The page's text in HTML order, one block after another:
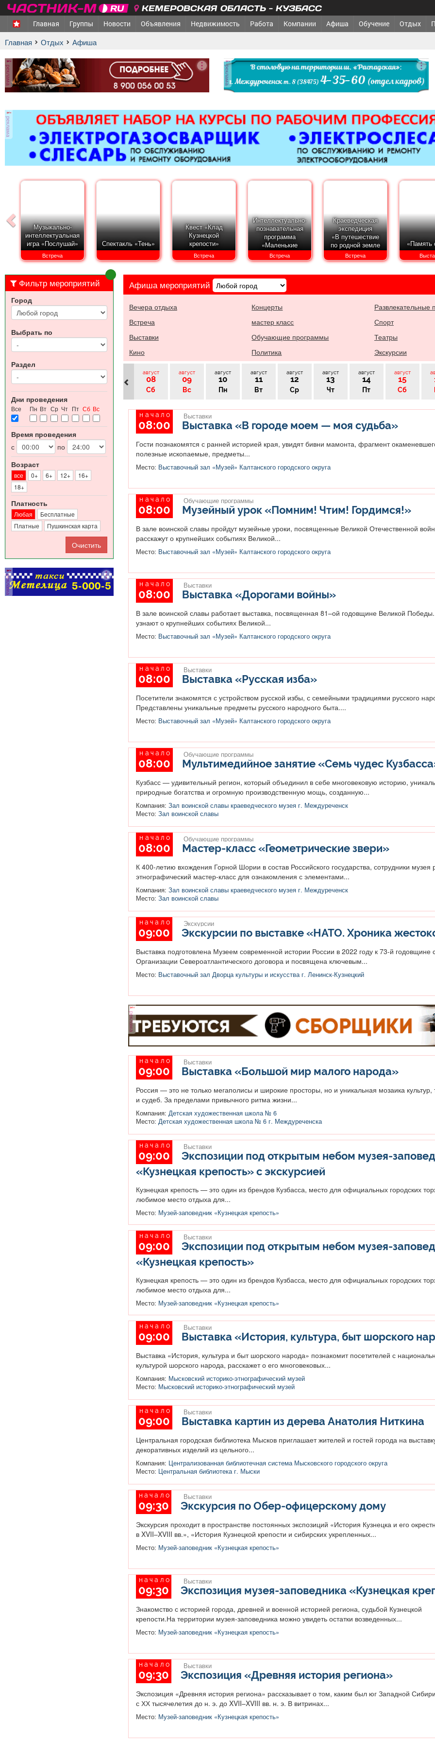
КЕМЕРОВСКАЯ ОБЛАСТЬ - КУЗБАСС
Главная Группы Новости Объявления Недвижимость Работа Компании Афиша Обучение Отдых
Главная Отдых афиша
реклама реклама
реклама
Музыкально-
интеллектуальная
игра «Послушай»
Встреча
Спектакль «Тень»
Квест «Клад
Кузнецкой
крепости»
Встреча
Интеллектуально-
познавательная
программа
«Маленькие
истории про
большую войну»
Встреча
Краеведческая
экспедиция
«В путешествие
по родной земле
отправляясь…»
Встреча
«Память
Фильтр мероприятий
Город
Выбрать по
Раздел
Дни проведения
Все Пн Вт Ср Чт Пт Сб Вс
Время проведения
с
по
Возраст
все 0+ 6+ 12+
16+
18+
Платность
Любая
Бесплатные
Платные
Пушкинская карта
реклама
Афиша мероприятий
Вечера отдыха
Встреча
Выставки
Кино
Концерты
мастер класс
Обучающие программы
Политика
Развлекательные
Спорт
Театры
Экскурсии
август
08
Сб
август
09
Вс
август
10
Пн
август
11
Вт
август
12
Ср
август
13
Чт
август
14
Пт
август
15
Сб
начало
08:00
Выставки
Выставка «В городе моем — моя судьба»
Гости познакомятся с ранней историей края, увидят бивни мамонта, фрагмент
полезные ископаемые, предметы...
Место: Выставочный зал «Музей» Калтанского городского округа
начало
08:00
Обучающие программы
Музейный урок «Помним! Чтим! Гордимся!»
В зале воинской славы пройдут музейные уроки, посвященные Великой Отечественной
расскажут о крупнейших событиях Великой...
Место: Выставочный зал «Музей» Калтанского городского округа
начало
08:00
Выставки
Выставка «Дорогами войны»
В зале воинской славы работает выставка, посвященная 81–ой годовщине Великой
узнают о крупнейших событиях Великой...
Место: Выставочный зал «Музей» Калтанского городского округа
начало
08:00
Выставки
Выставка «Русская изба»
Посетители знакомятся с устройством русской избы, с семейными традициями русского
Представлены уникальные предметы русского народного быта....
Место: Выставочный зал «Музей» Калтанского городского округа
начало
08:00
Обучающие программы
Мультимедийное занятие «Семь чудес
Кузбасс — удивительный регион, который объединил в себе многовековую историю,
природные богатства и огромную производственную мощь, созданную...
Компания: Зал воинской славы краеведческого музея г. Междуреченск
Место: Зал воинской славы
начало
08:00
Обучающие программы
Мастер-класс «Геометрические звери»
К 400-летию вхождения Горной Шории в состав Российского государства, сотрудники музея
этнографический мастер-класс для ознакомления с элементами...
Компания: Зал воинской славы краеведческого музея г. Междуреченск
Место: Зал воинской славы
начало
09:00
Экскурсии
Экскурсии по выставке «НАТО. Хроника
Выставка подготовлена Музеем современной истории России в 2022 году к 73-й годовщине
Организации Североатлантического договора и посвящена ключевым...
Место: Выставочный зал Дворца культуры и искусства г. Ленинск-Кузнецкий
реклама
начало
09:00
Выставки
Выставка «Большой мир малого народа»
Россия — это не только мегаполисы и широкие просторы, но и уникальная мозаика культур,
и судеб. За пределами привычного ритма жизни...
Компания: Детская художественная школа № 6
Место: Детская художественная школа № 6 г. Междуреченска
начало
09:00
Выставки
Экспозиции под открытым небом музея-
«Кузнецкая крепость» с экскурсией
Кузнецкая крепость — это один из брендов Кузбасса, место для официальных городских
любимое место отдыха для...
Место: Музей-заповедник «Кузнецкая крепость»
начало
09:00
Выставки
Экспозиции под открытым небом музея-
«Кузнецкая крепость»
Кузнецкая крепость — это один из брендов Кузбасса, место для официальных городских
любимое место отдыха для...
Место: Музей-заповедник «Кузнецкая крепость»
начало
09:00
Выставки
Выставка «История, культура, быт шорского
Выставка «История, культура и быт шорского народа» познакомит посетителей с
культурой шорского народа, расскажет о его многовековых...
Компания: Мысковский историко-этнографический музей
Место: Мысковский историко-этнографический музей
начало
09:00
Выставки
Выставка картин из дерева Анатолия Ниткина
Центральная городская библиотека Мысков приглашает жителей и гостей города на
декоративных изделий из цельного...
Компания: Централизованная библиотечная система Мысковского городского округа
Место: Центральная библиотека г. Мыски
начало
09:30
Выставки
Экскурсия по Обер-офицерскому дому
Экскурсия проходит в пространстве постоянных экспозиций «История Кузнецка и его
в XVII–XVIII вв.», «История Кузнецкой крепости и сибирских укрепленных...
Место: Музей-заповедник «Кузнецкая крепость»
начало
09:30
Выставки
Экспозиция музея-заповедника «Кузнецкая
Знакомство с историей города, древней и военной историей региона, судьбой Кузнецкой
крепости.На территории музея-заповедника можно увидеть остатки возведенных...
Место: Музей-заповедник «Кузнецкая крепость»
начало
09:30
Выставки
Экспозиция «Древняя история региона»
Экспозиция «Древняя история региона» рассказывает о том, каким был юг Западной Сибири
с ХХ тысячелетия до н. э. до XVII–XVIII вв. н. э. В витринах...
Место: Музей-заповедник «Кузнецкая крепость»